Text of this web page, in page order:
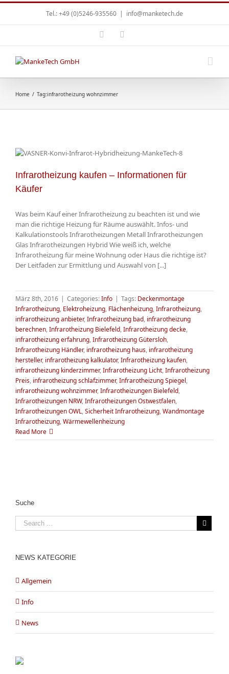
Tel.: +49 (0)5246-935560 | info@manketech.de
Home / Tag:infrarotheizung wohnzimmer
Infrarotheizung kaufen – Informationen für
Käufer
Was beim Kauf einer Infrarotheizung zu beachten ist und wie
man die richtige Heizung für Räume auswählt. Infos- und
Kalkulationstools Infrarotheizungen Metall Infrarotheizungen
Glas Infrarotheizungen Hybrid Wie weiß ich, welche
Infrarotheizung für meine Wohnung oder Haus die richtige ist?
Der Leitfaden zur Ermittlung und Auswahl von [...]
März 8th, 2016 | Categories:Info | Tags: Deckenmontage
Infrarotheizung, Elektroheizung, Flächenheizung,Infrarotheizung,
infrarotheizung anbieter,Infrarotheizung bad, infrarotheizung
berechnen,Infrarotheizung Bielefeld,Infrarotheizung decke,
infrarotheizung erfahrung,Infrarotheizung Gütersloh,
Infrarotheizung Händler, infrarotheizung haus, infrarotheizung
hersteller, infrarotheizung kalkulator,Infrarotheizung kaufen,
infrarotheizung kinderzimmer,Infrarotheizung Licht,Infrarotheizung
Preis, infrarotheizung schlafzimmer,Infrarotheizung Spiegel,
infrarotheizung wohnzimmer,Infrarotheizungen Bielefeld,
Infrarotheizungen NRW,Infrarotheizungen Ostwestfalen,
Infrarotheizungen OWL,Sicherheit Infrarotheizung,Wandmontage
Infrarotheizung,Wärmewellenheizung
Read More
Suche
NEWS KATEGORIE
Allgemein
Info
News